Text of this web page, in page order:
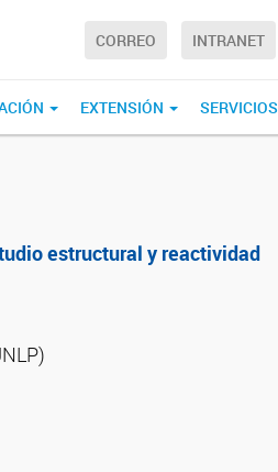
CORREO INTRANET
EXTENSIÓN SERVICIOS
estructural y reactividad